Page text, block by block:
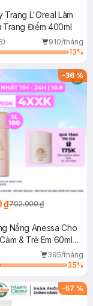
Trang L'Oreal Làm
Trang Điểm 400ml
910/tháng
13%
-36%
₫702.000 ₫
Nắng Anessa Cho
& Trẻ Em 60ml
395/tháng
35%
-57 %